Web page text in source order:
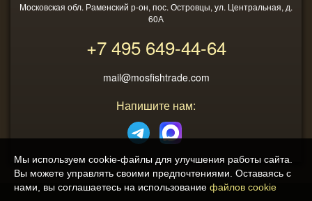
Московская обл. Раменский р-он, пос. Островцы, ул. Центральная, д.
60А
+7 495649-44-64
mail@mosfishtrade.com
Напишите нам:
Мы используем cookie-файлы для улучшения работы сайта.
Вы можете управлять своими предпочтениями. Оставаясь с
нами, вы соглашаетесь на использование файлов cookie